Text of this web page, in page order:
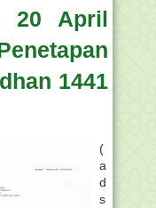
20 April
1441
(
a
d
s